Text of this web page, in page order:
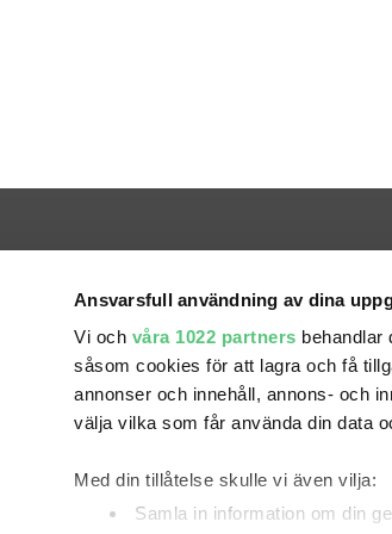
Ansvarsfull användning av dina
Vi och våra 1022 partners behandlar
såsom cookies för att lagra och få
annonser och innehåll, annons- och
välja vilka som får använda din data
Med din tillåtelse skulle vi även vilja:
Samla in information om din
Bilweb AB
BOX 316